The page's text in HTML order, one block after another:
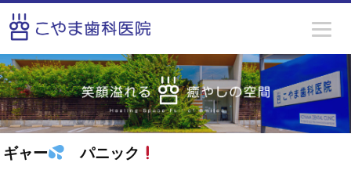
ギャー パニック